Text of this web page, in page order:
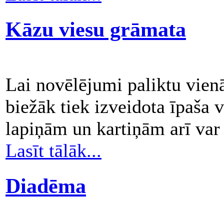
Kāzu viesu grāmata
Lai novēlējumi paliktu
biežāk tiek izveidota īpaša
lapiņām un kartiņām arī var
Lasīt tālāk...
Diadēma